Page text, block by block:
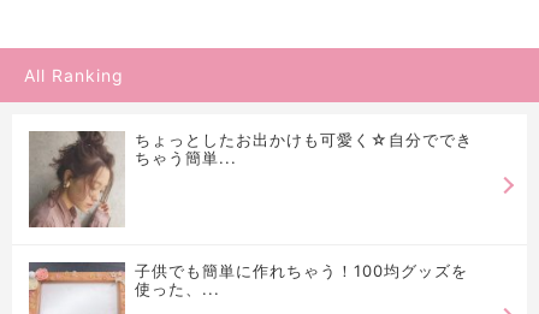
All Ranking
ちょっとしたお出かけも可愛く☆自分ででき
ちゃう簡単...
子供でも簡単に作れちゃう！100均グッズを
使った、...